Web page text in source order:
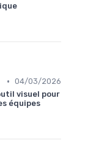
• 04/03/2026
visuel pour
équipes